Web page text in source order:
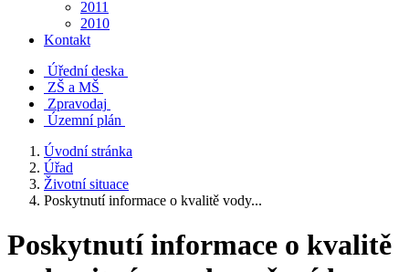
2011
2010
Kontakt
Úřední deska
ZŠ a MŠ
Zpravodaj
Územní plán
Úvodní stránka
Úřad
Životní situace
Poskytnutí informace o kvalitě vody...
Poskytnutí informace o kvalitě